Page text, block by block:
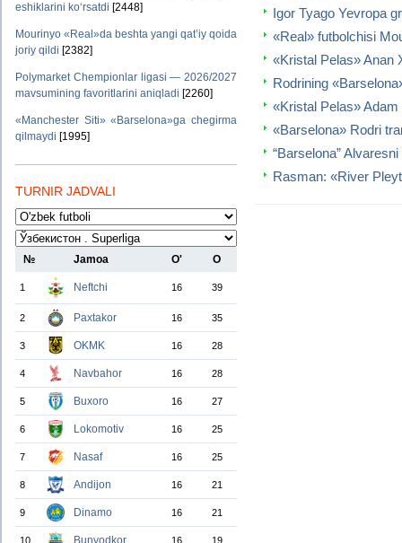
eshiklarini ko‘rsatdi [2448]
Mourinyo «Real»da beshta yangi qat’iy qoida
joriy qildi [2382]
Polymarket Chempionlar ligasi — 2026/2027
mavsumining favoritlarini aniqladi [2260]
«Manchester Siti» «Barselona»ga chegirma
qilmaydi [1995]
TURNIR JADVALI
№ Jamoa O' O
1 Neftchi 16 39
2 Paxtakor 16 35
3 OKMK 16 28
4 Navbahor 16 28
5 Buxoro 16 27
6 Lokomotiv 16 25
7 Nasaf 16 25
8 Andijon 16 21
9 Dinamo 16 21
10 Bunyodkor 16 19
Igor Tyago Yevropa
«Real» futbolchisi
«Kristal Pelas» Anan
Rodrining
«Kristal Pelas»
«Barselona» Rodri
“Barselona”
Rasman: «River